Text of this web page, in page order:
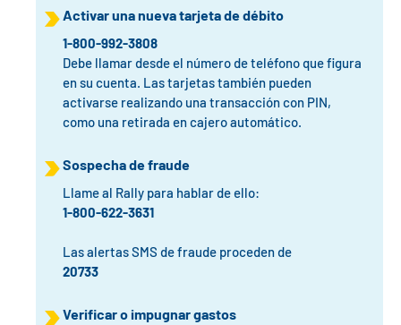
Activar una nueva tarjeta de débito
1-800-992-3808
Debe llamar desde el número de teléfono que figura
en su cuenta. Las tarjetas también pueden
activarse realizando una transacción con PIN,
como una retirada en cajero automático.
Sospecha de fraude
Llame al Rally para hablar de ello:
1-800-622-3631
Las alertas SMS de fraude proceden de
20733
Verificar o impugnar gastos